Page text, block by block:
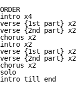
ORDER
intro x4
verse {1st part} x2
verse {2nd part} x2
chorus x2
intro x2
verse {1st part} x2
verse {2nd part} x2
chorus x2
solo
intro till end